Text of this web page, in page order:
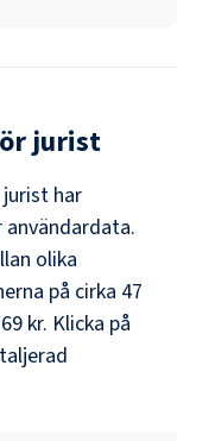
jurist
jurist har
olika
på cirka 47
kr. Klicka på